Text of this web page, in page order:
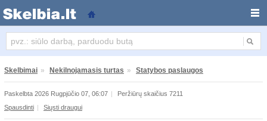
Skelbimai » Nekilnojamasis turtas » Statybos paslaugos
Paskelbta 2026 Rugpjūčio 07, 06:07 |
Peržiūrų skaičius 7211
Spausdinti | Siųsti draugui